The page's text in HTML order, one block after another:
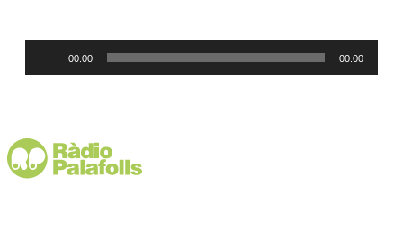
00:00 00:00